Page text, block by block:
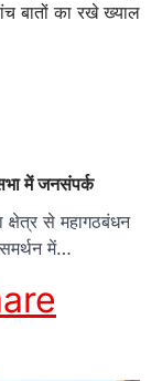
बातों का रखे ख्याल
में जनसंपर्क
से महागठबंधन
समर्थन में…